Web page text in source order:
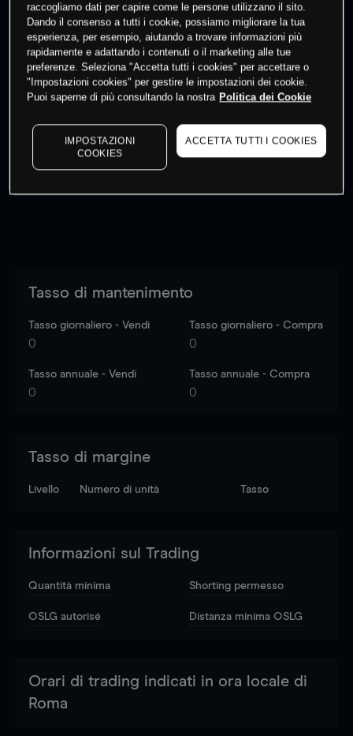
Fai trading
I prezzi sono solo indicativi. Accediper vedere gli ultimi
dati di mercato
to see latest market data
Tasso di mantenimento
Tasso giornaliero - Vendi
0
Tasso giornaliero - Compra
0
Tasso annuale - Vendi
0
Tasso annuale - Compra
0
Tasso di margine
Livello Numero di unità Tasso
Informazioni sul Trading
Quantità minima Shorting permesso
OSLG autorisé Distanza minima OSLG
Orari di trading indicati in ora locale di
Roma
raccogliamo dati per capire come le persone utilizzano il sito.
Dando il consenso a tutti i cookie, possiamo migliorare la tua
esperienza, per esempio, aiutando a trovare informazioni più
rapidamente e adattando i contenuti o il marketing alle tue
preferenze. Seleziona "Accetta tutti i cookies" per accettare o
"Impostazioni cookies" per gestire le impostazioni dei cookie.
Puoi saperne di più consultando la nostra Politica dei Cookie
IMPOSTAZIONI
COOKIES
ACCETTA TUTTI I COOKIES